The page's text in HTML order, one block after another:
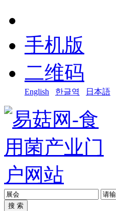
手机版
二维码
English 한글역 日本語